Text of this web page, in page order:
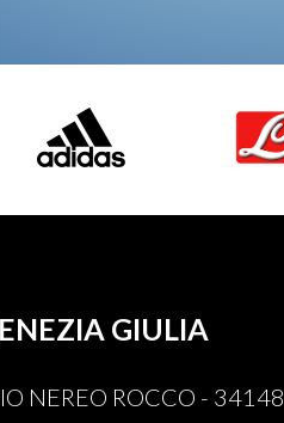
GIULIA
NEREO ROCCO - 34148